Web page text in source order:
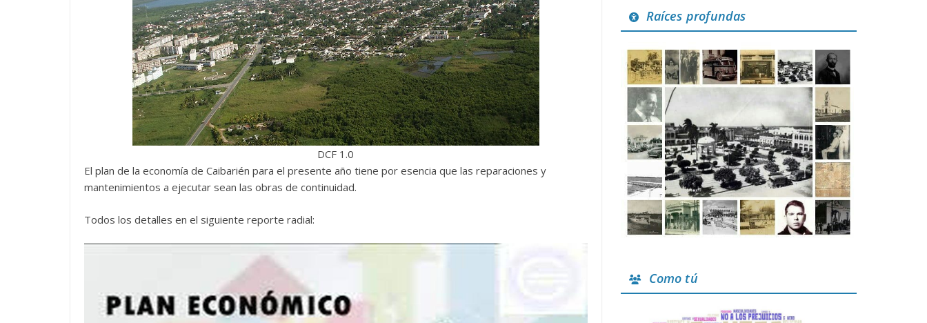
DCF 1.0
El plan de la economía de Caibarién para el presente año tiene por esencia que las reparaciones y
mantenimientos a ejecutar sean las obras de continuidad.
Todos los detalles en el siguiente reporte radial:
Raíces profundas
Como tú